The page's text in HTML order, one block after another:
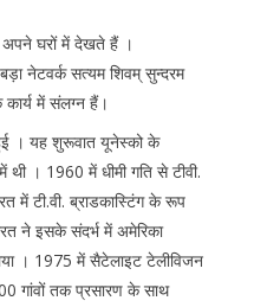
अपने घरों में देखते हैं ।
नेटवर्क सत्यम शिवम् सुन्दरम
में संलग्न हैं।
। यह शुरूवात यूनेस्को के
। 1960 में धीमी गति से टीवी.
में टी.वी. ब्राडकास्टिंग के रूप
ने इसके संदर्भ में अमेरिका
। 1975 में सैटेलाइट टेलीविजन
गांवों तक प्रसारण के साथ